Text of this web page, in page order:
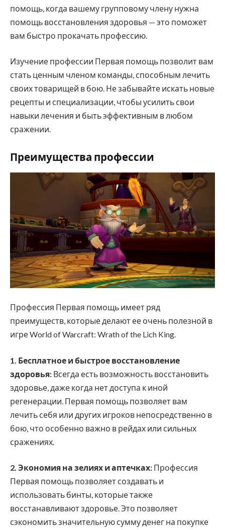
помощь, когда вашему групповому члену нужна
помощь восстановления здоровья — это поможет
вам быстро прокачать профессию.
Изучение профессии Первая помощь позволит вам
стать ценным членом команды, способным лечить
своих товарищей в бою. Не забывайте искать новые
рецепты и специализации, чтобы усилить свои
навыки лечения и быть эффективным в любом
сражении.
Преимущества профессии
Профессия Первая помощь имеет ряд
преимуществ, которые делают ее очень полезной в
игре World of Warcraft: Wrath of the Lich King.
1. Бесплатное и быстрое восстановление
здоровья: Всегда есть возможность восстановить
здоровье, даже когда нет доступа к иной
регенерации. Первая помощь позволяет вам
лечить себя или других игроков непосредственно в
бою, что особенно важно в рейдах или сильных
сражениях.
2. Экономия на зелиях и аптечках: Профессия
Первая помощь позволяет создавать и
использовать бинты, которые также
восстанавливают здоровье. Это позволяет
сэкономить значительную сумму денег на покупке